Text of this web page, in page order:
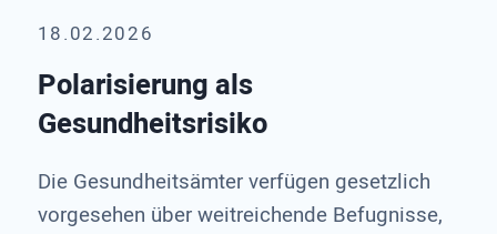
18.02.2026
Polarisierung als
Gesundheitsrisiko
Die Gesundheitsämter verfügen gesetzlich
vorgesehen über weitreichende Befugnisse,